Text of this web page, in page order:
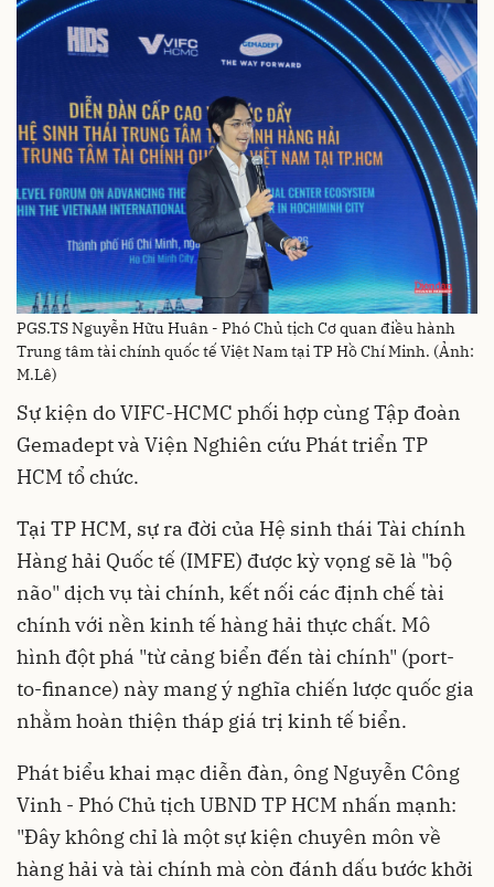
PGS.TS Nguyễn Hữu Huân - Phó Chủ tịch Cơ quan điều hành
Trung tâm tài chính quốc tế Việt Nam tại TP Hồ Chí Minh. (Ảnh:
M.Lê)
Sự kiện do VIFC-HCMC phối hợp cùng Tập đoàn
Gemadept và Viện Nghiên cứu Phát triển TP
HCM tổ chức.
Tại TP HCM, sự ra đời của Hệ sinh thái Tài chính
Hàng hải Quốc tế (IMFE) được kỳ vọng sẽ là "bộ
não" dịch vụ tài chính, kết nối các định chế tài
chính với nền kinh tế hàng hải thực chất. Mô
hình đột phá "từ cảng biển đến tài chính" (port-
to-finance) này mang ý nghĩa chiến lược quốc gia
nhằm hoàn thiện tháp giá trị kinh tế biển.
Phát biểu khai mạc diễn đàn, ông Nguyễn Công
Vinh - Phó Chủ tịch UBND TP HCM nhấn mạnh:
"Đây không chỉ là một sự kiện chuyên môn về
hàng hải và tài chính mà còn đánh dấu bước khởi